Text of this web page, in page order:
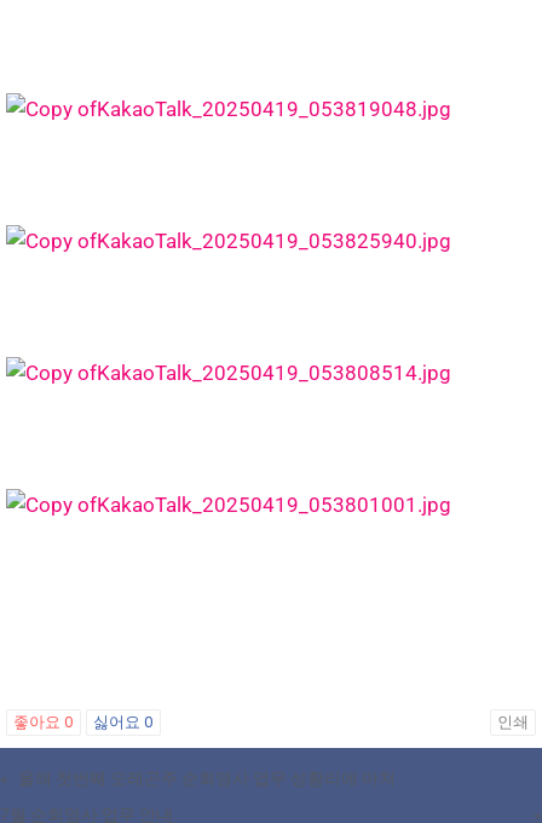
좋아요 0 싫어요 0 인쇄
«
올해 첫번째 오레곤주 순회영사 업무 성황리에 마쳐
7월 순회영사 업무 안내
»